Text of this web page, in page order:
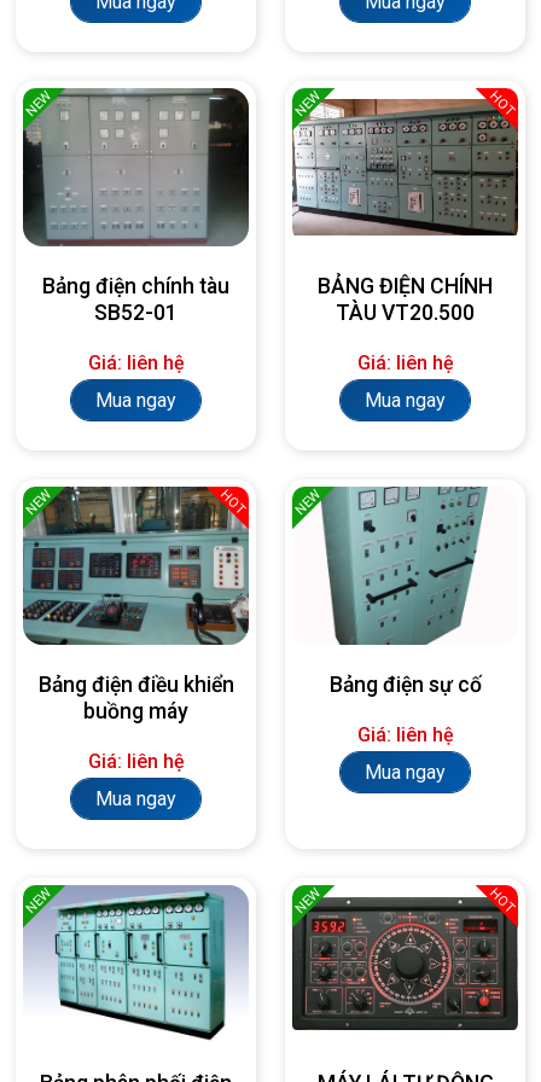
NEW
Bảng điện chính tàu
SB52-01
Giá: liên hệ
Mua ngay
NEW HOT
BẢNG ĐIỆN CHÍNH
TÀU VT20.500
Giá: liên hệ
Mua ngay
NEW HOT
Bảng điện điều khiển
buồng máy
Giá: liên hệ
Mua ngay
NEW
Bảng điện sự cố
Giá: liên hệ
Mua ngay
NEW NEW HOT